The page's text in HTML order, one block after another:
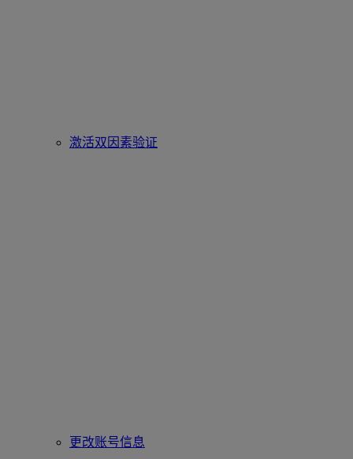
激活双因素验证
更改账号信息